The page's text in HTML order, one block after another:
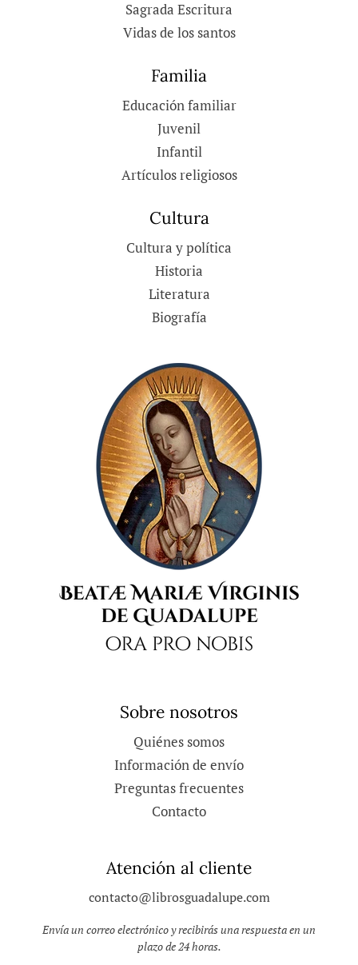
Sagrada Escritura
Vidas de los santos
Familia
Educación familiar
Juvenil
Infantil
Artículos religiosos
Cultura
Cultura y política
Historia
Literatura
Biografía
Sobre nosotros
Quiénes somos
Información de envío
Preguntas frecuentes
Contacto
Atención al cliente
contacto@librosguadalupe.com
Envía un correo electrónico y recibirás una respuesta en un
plazo de 24 horas.